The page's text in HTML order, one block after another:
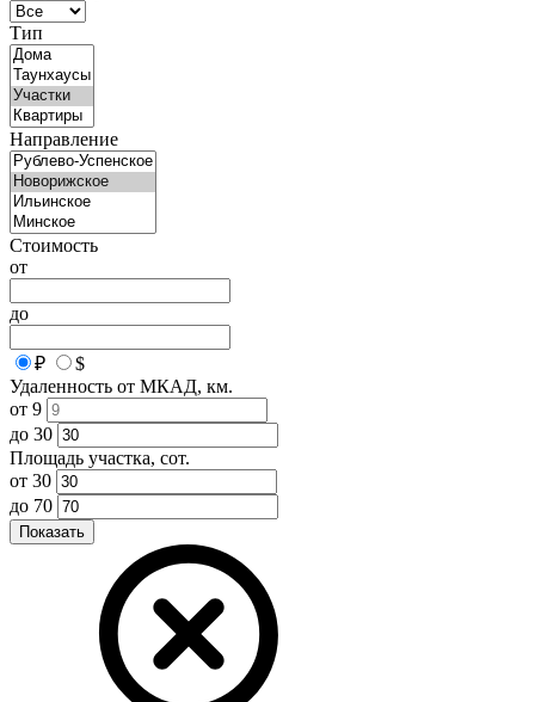
Тип
Направление
Стоимость
от
до
₽
$
Удаленность от МКАД, км.
от 9
до 30
Площадь участка, сот.
от 30
до 70
Показать